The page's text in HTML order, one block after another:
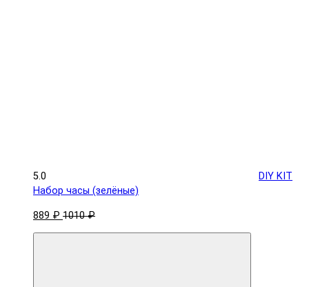
5.0
DIY KIT
Набор часы (зелёные)
889 ₽ 1010 ₽